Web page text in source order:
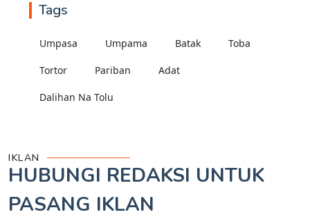
Tags
Umpasa Umpama Batak Toba
Tortor Pariban Adat
Dalihan Na Tolu
IKLAN
HUBUNGI REDAKSI UNTUK
PASANG IKLAN